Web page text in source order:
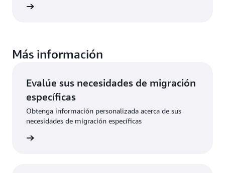
Más información
Evalúe sus necesidades de migración
específicas
Obtenga información personalizada acerca de sus
necesidades de migración específicas